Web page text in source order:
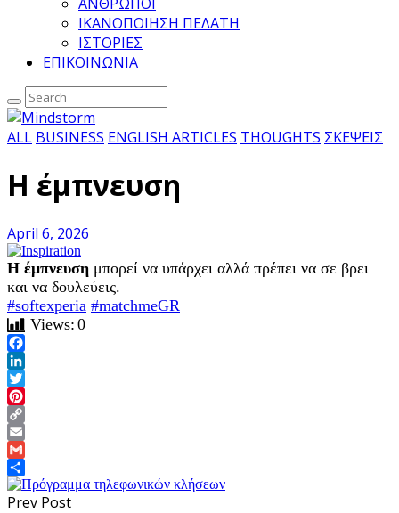
ΙΚΑΝΟΠΟΙΗΣΗ ΠΕΛΑΤΗ
ΙΣΤΟΡΙΕΣ
ΕΠΙΚΟΙΝΩΝΙΑ
ALL BUSINESS ENGLISH ARTICLES THOUGHTS ΣΚΕΨΕΙΣ
Η έμπνευση
April 6, 2026
Η έμπνευση μπορεί να υπάρχει αλλά πρέπει να σε βρει
και να δουλεύεις.
#softexperia #matchmeGR
Views: 0
Facebook
LinkedIn
Twitter
Pinterest
Copy
Link
Email
Gmail
Share
Prev Post